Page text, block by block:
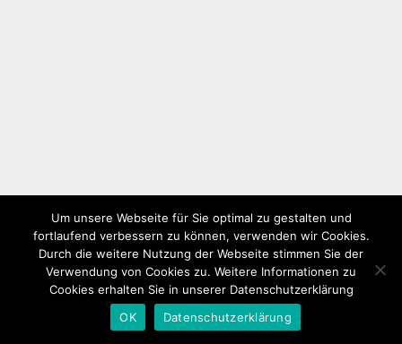
Um unsere Webseite für Sie optimal zu gestalten und
fortlaufend verbessern zu können, verwenden wir Cookies.
Durch die weitere Nutzung der Webseite stimmen Sie der
Verwendung von Cookies zu. Weitere Informationen zu
Cookies erhalten Sie in unserer Datenschutzerklärung
OK
Datenschutzerklärung